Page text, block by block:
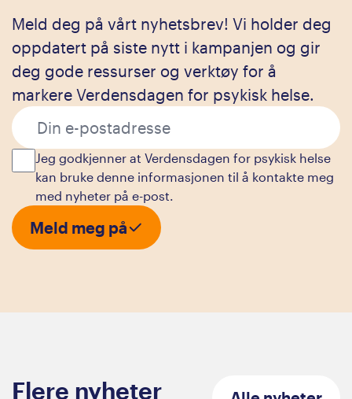
Meld deg på vårt nyhetsbrev! Vi holder deg
oppdatert på siste nytt i kampanjen og gir
deg gode ressurser og verktøy for å
markere Verdensdagen for psykisk helse.
Jeg godkjenner at Verdensdagen for psykisk helse
kan bruke denne informasjonen til å kontakte meg
med nyheter på e-post.
Meld meg på
Flere nyheter